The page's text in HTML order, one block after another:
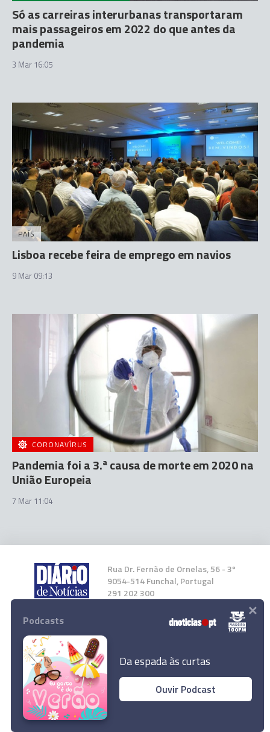
Tempo de serviço e progressão na carreira
docente em cima da mesa nas próximas
reuniões
Ler Artigo
Só as carreiras interurbanas transportaram
mais passageiros em 2022 do que antes da
pandemia
3 Mar 16:05
PAÍS
Lisboa recebe feira de emprego em navios
9 Mar 09:13
CORONAVÍRUS
Pandemia foi a 3.ª causa de morte em 2020 na
União Europeia
7 Mar 11:04
Rua Dr. Fernão de Ornelas, 56 - 3º
9054-514 Funchal, Portugal
291 202 300
Instale a nossa App
© 2023 Empresa Diário de Notícias, Lda.
Todos os direitos reservados.
Podcasts
Da espada às curtas
Ouvir Podcast
×